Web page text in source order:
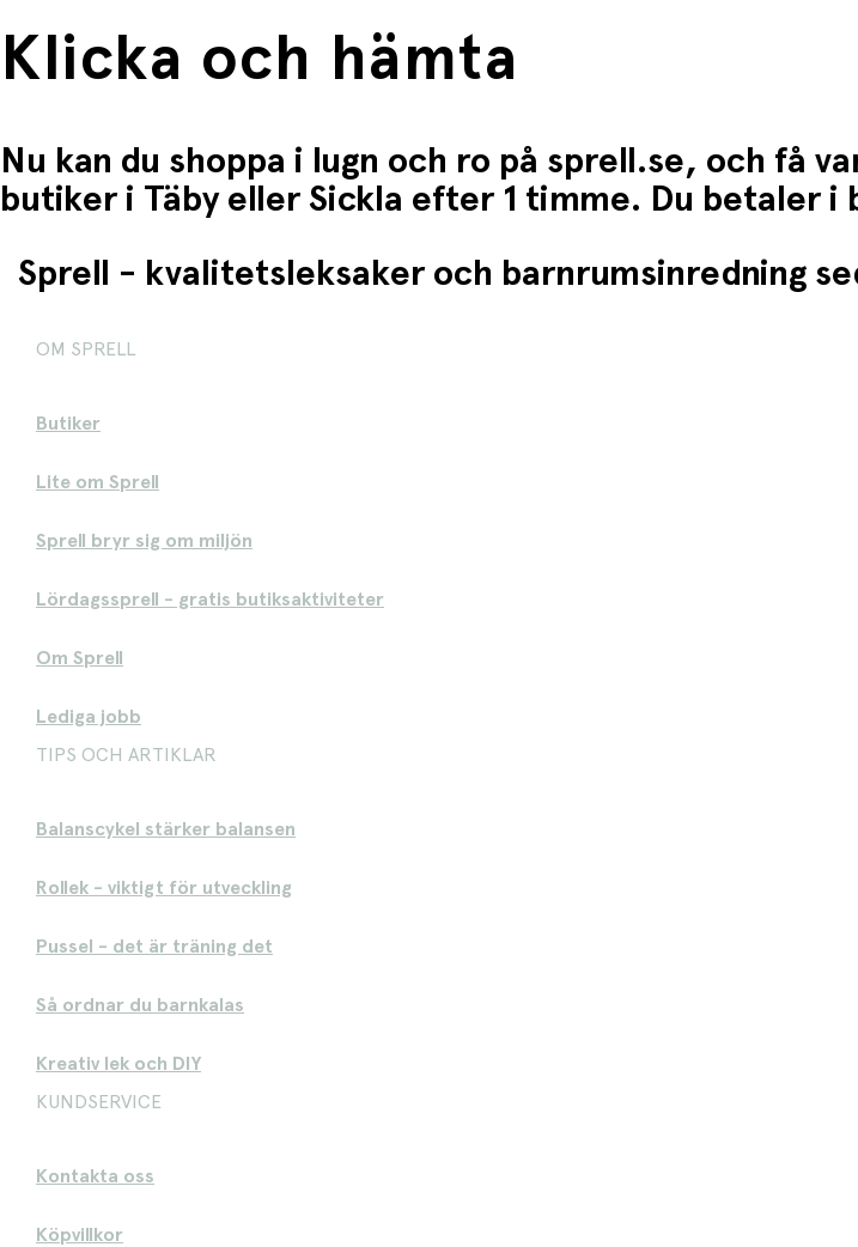
Klicka och hämta
Nu kan du shoppa i lugn och ro på sprell.se, och få
butiker i Täby eller Sickla efter 1 timme. Du betaler i
Sprell - kvalitetsleksaker och barnrumsinredning
OM SPRELL
Butiker
Lite om Sprell
Sprell bryr sig om miljön
Lördagssprell - gratis butiksaktiviteter
Om Sprell
Lediga jobb
TIPS OCH ARTIKLAR
Balanscykel stärker balansen
Rollek - viktigt för utveckling
Pussel - det är träning det
Så ordnar du barnkalas
Kreativ lek och DIY
KUNDSERVICE
Kontakta oss
Köpvillkor